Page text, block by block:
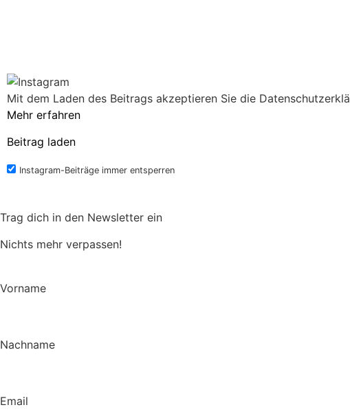
Mit dem Laden des Beitrags akzeptieren Sie die
Mehr erfahren
Beitrag laden
Instagram-Beiträge immer entsperren
Trag dich in den Newsletter ein
Nichts mehr verpassen!
Vorname
Nachname
Email